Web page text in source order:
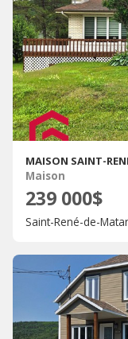
MAISON SAINT-
Maison
239 000$
Saint-René-de-